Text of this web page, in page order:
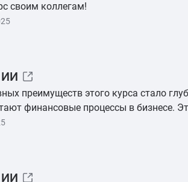
своим коллегам!
ИИ
преимуществ этого курса стало
финансовые процессы в бизнесе.
ИИ